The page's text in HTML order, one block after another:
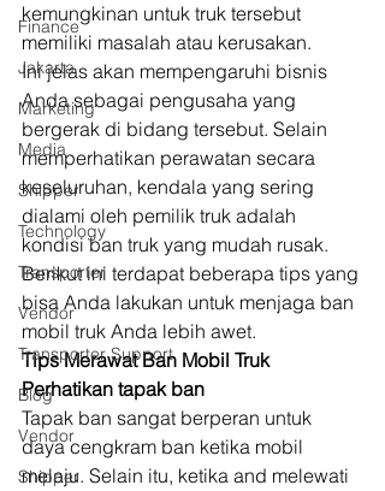
Finance
Jakarta
Marketing
Media
Shipper
Technology
Transporter
Vendor
Transporter Support
Blog
Vendor
Shipper
kemungkinan untuk truk tersebut
memiliki masalah atau kerusakan.
Ini jelas akan mempengaruhi bisnis
Anda sebagai pengusaha yang
bergerak di bidang tersebut. Selain
memperhatikan perawatan secara
keseluruhan, kendala yang sering
dialami oleh pemilik truk adalah
kondisi ban truk yang mudah rusak.
Berikut ini terdapat beberapa tips yang
bisa Anda lakukan untuk menjaga ban
mobil truk Anda lebih awet.
﻿Tips Merawat Ban Mobil Truk
Perhatikan tapak ban
Tapak ban sangat berperan untuk
daya cengkram ban ketika mobil
melaju. Selain itu, ketika and melewati